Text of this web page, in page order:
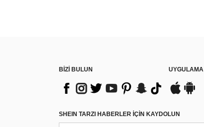
BİZİ BULUN UYGULAMA
SHEIN TARZI HABERLER IÇIN KAYDOLUN